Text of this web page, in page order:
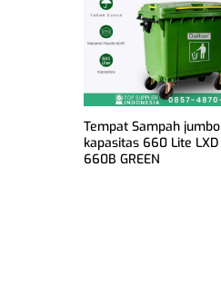
Tempat Sampah jumbo
kapasitas 660 Lite LXD
660B GREEN